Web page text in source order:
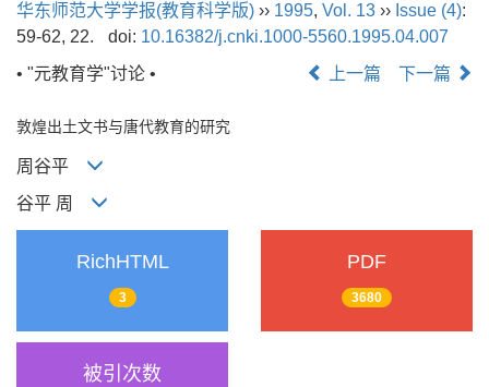
换
华东师范大学学报(教育科学版) ›› 1995, Vol. 13 ›› Issue (4):
59-62, 22.
doi: 10.16382/j.cnki.1000-5560.1995.04.007
• "元教育学"讨论 •
上一篇 下一篇
敦煌出土文书与唐代教育的研究
周谷平
谷平 周
RichHTML
3
PDF
3680
被引次数